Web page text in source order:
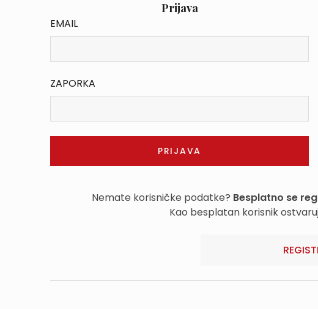
Prijava
EMAIL
ZAPORKA
Nemate korisničke podatke? Besplatno se
Kao besplatan korisnik